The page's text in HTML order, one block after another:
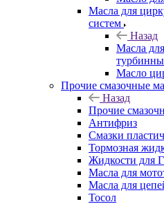
Масла для
систем
Назад
Масла
Масло
Прочие смазочные
Назад
Прочие
Антифриз
Смазки
Тормозная
Жидкости для
Масла для
Масла для
Тосол